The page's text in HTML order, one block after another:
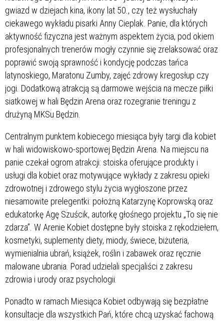
gwiazd w dziejach kina, ikony lat 50., czy też wysłuchały
ciekawego wykładu pisarki Anny Cieplak. Panie, dla których
aktywność fizyczna jest ważnym aspektem życia, pod okiem
profesjonalnych trenerów mogły czynnie się zrelaksować oraz
poprawić swoją sprawność i kondycję podczas tańca
latynoskiego, Maratonu Zumby, zajęć zdrowy kregosłup czy
jogi. Dodatkową atrakcją są darmowe wejścia na mecze piłki
siatkowej w hali Będzin Arena oraz rozegranie treningu z
drużyną MKSu Będzin.
Centralnym punktem kobiecego miesiąca były targi dla kobiet
w hali widowiskowo-sportowej Będzin Arena. Na miejscu na
panie czekał ogrom atrakcji: stoiska oferujące produkty i
usługi dla kobiet oraz motywujące wykłady z zakresu opieki
zdrowotnej i zdrowego stylu życia wygłoszone przez
niesamowite prelegentki: położną Katarzynę Koprowską oraz
edukatorkę Agę Szuścik, autorkę głośnego projektu „To się nie
zdarza”. W Arenie Kobiet dostępne były stoiska z rękodziełem,
kosmetyki, suplementy diety, miody, świece, biżuteria,
wymienialnia ubrań, książek, roślin i zabawek oraz ręcznie
malowane ubrania. Porad udzielali specjaliści z zakresu
zdrowia i urody oraz psychologii.
Ponadto w ramach Miesiąca Kobiet odbywają się bezpłatne
konsultacje dla wszystkich Pań, które chcą uzyskać fachową